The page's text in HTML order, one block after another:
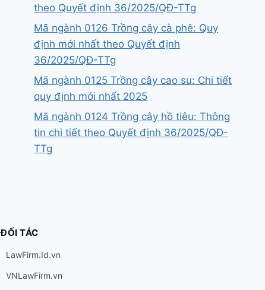
theo Quyết định 36/2025/QĐ-TTg
Mã ngành 0126 Trồng cây cà phê: Quy
định mới nhất theo Quyết định
36/2025/QĐ-TTg
Mã ngành 0125 Trồng cây cao su: Chi tiết
quy định mới nhất 2025
Mã ngành 0124 Trồng cây hồ tiêu: Thông
tin chi tiết theo Quyết định 36/2025/QĐ-
TTg
ĐỐI TÁC
LawFirm.Id.vn
VNLawFirm.vn